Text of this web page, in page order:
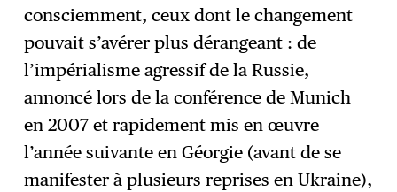
consciemment, ceux dont le changement
pouvait s’avérer plus dérangeant : de
l’impérialisme agressif de la Russie,
annoncé lors de la conférence de Munich
en 2007 et rapidement mis en œuvre
l’année suivante en Géorgie (avant de se
manifester à plusieurs reprises en Ukraine),